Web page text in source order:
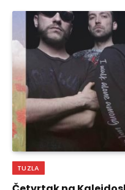
TUZLA